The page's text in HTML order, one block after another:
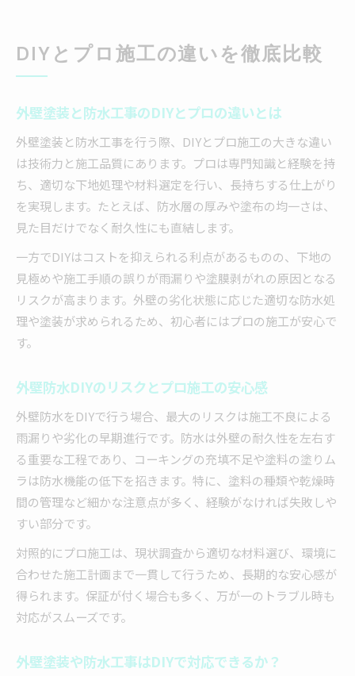
DIYとプロ施工の違いを徹底比較
外壁塗装と防水工事のDIYとプロの違いとは
外壁塗装と防水工事を行う際、DIYとプロ施工の大きな違い
は技術力と施工品質にあります。プロは専門知識と経験を持
ち、適切な下地処理や材料選定を行い、長持ちする仕上がり
を実現します。たとえば、防水層の厚みや塗布の均一さは、
見た目だけでなく耐久性にも直結します。
一方でDIYはコストを抑えられる利点があるものの、下地の
見極めや施工手順の誤りが雨漏りや塗膜剥がれの原因となる
リスクが高まります。外壁の劣化状態に応じた適切な防水処
理や塗装が求められるため、初心者にはプロの施工が安心で
す。
外壁防水DIYのリスクとプロ施工の安心感
外壁防水をDIYで行う場合、最大のリスクは施工不良による
雨漏りや劣化の早期進行です。防水は外壁の耐久性を左右す
る重要な工程であり、コーキングの充填不足や塗料の塗りム
ラは防水機能の低下を招きます。特に、塗料の種類や乾燥時
間の管理など細かな注意点が多く、経験がなければ失敗しや
すい部分です。
対照的にプロ施工は、現状調査から適切な材料選び、環境に
合わせた施工計画まで一貫して行うため、長期的な安心感が
得られます。保証が付く場合も多く、万が一のトラブル時も
対応がスムーズです。
外壁塗装や防水工事はDIYで対応できるか？